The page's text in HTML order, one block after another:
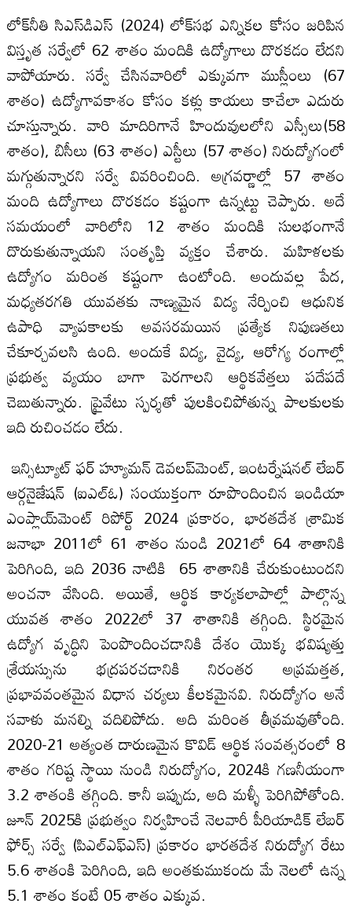
లోక్‌నీతి సిఎస్‌డిఎస్‌ (2024) లోక్‌సభ ఎన్నికల కోసం జరిపిన
విస్తృత సర్వేలో 62 శాతం మందికి ఉద్యోగాలు దొరకడం లేదని
వాపోయారు. సర్వే చేసినవారిలో ఎక్కువగా ముస్లీంలు (67
శాతం) ఉద్యోగావకాశం కోసం కళ్లు కాయలు కాచేలా ఎదురు
చూస్తున్నారు. వారి మాదిరిగానే హిందువులలోని ఎస్సీలు(58
శాతం), బిసీలు (63 శాతం) ఎస్టీలు (57 శాతం) నిరుద్యోగంలో
మగ్గుతున్నారని సర్వే వివరించింది. అగ్రవర్ణాల్లో 57 శాతం
మంది ఉద్యోగాలు దొరకడం కష్టంగా ఉన్నట్టు చెప్పారు. అదే
సమయంలో వారిలోని 12 శాతం మందికి సులభంగానే
దొరుకుతున్నాయని సంతృప్తి వ్యక్తం చేశారు. మహిళలకు
ఉద్యోగం మరింత కష్టంగా ఉంటోంది. అందువల్ల పేద,
మధ్యతరగతి యువతకు నాణ్యమైన విద్య నేర్పించి ఆధునిక
ఉపాధి వ్యాపకాలకు అవసరమయిన ప్రత్యేక నిపుణతలు
చేకూర్చవలసి ఉంది. అందుకే విద్య, వైద్య, ఆరోగ్య రంగాల్లో
ప్రభుత్వ వ్యయం బాగా పెరగాలని ఆర్థికవేత్తలు పదేపదే
చెబుతున్నారు. ప్రైవేటు స్పర్శతో పులకించిపోతున్న పాలకులకు
ఇది రుచించడం లేదు.
ఇన్సిట్యూట్‌ ఫర్‌ హ్యూమన్‌ డెవలప్‌మెంట్‌, ఇంటర్నేషనల్‌ లేబర్‌
ఆర్గనైజేషన్‌ (ఐఎల్‌ఓ) సంయుక్తంగా రూపొందించిన ఇండియా
ఎంప్లాయ్‌మెంట్‌ రిపోర్ట్‌ 2024 ప్రకారం, భారతదేశ శ్రామిక
జనాభా 2011లో 61 శాతం నుండి 2021లో 64 శాతానికి
పెరిగింది, ఇది 2036 నాటికి 65 శాతానికి చేరుకుంటుందని
అంచనా వేసింది. అయితే, ఆర్థిక కార్యకలాపాల్లో పాల్గొన్న
యువత శాతం 2022లో 37 శాతానికి తగ్గింది. స్థిరమైన
ఉద్యోగ వృద్ధిని పెంపొందించడానికి దేశం యొక్క భవిష్యత్తు
శ్రేయస్సును భద్రపరచడానికి నిరంతర అప్రమత్తత,
ప్రభావవంతమైన విధాన చర్యలు కీలకమైనవి. నిరుద్యోగం అనే
సవాళు మనల్ని వదిలిపోదు. అది మరింత తీవ్రమవుతోంది.
2020-21 అత్యంత దారుణమైన కొవిడ్‌ ఆర్థిక సంవత్సరంలో 8
శాతం గరిష్ట స్థాయి నుండి నిరుద్యోగం, 2024కి గణనీయంగా
3.2 శాతంకి తగ్గింది. కానీ ఇప్పుడు, అది మళ్ళీ పెరిగిపోతోంది.
జూన్‌ 2025కి ప్రభుత్వం నిర్వహించే నెలవారీ పీరియాడిక్‌ లేబర్‌
ఫోర్స్‌ సర్వే (పిఎల్‌ఎఫ్‌ఎస్‌) ప్రకారం భారతదేశ నిరుద్యోగ రేటు
5.6 శాతంకి పెరిగింది, ఇది అంతకుముకందు మే నెలలో ఉన్న
5.1 శాతం కంటే 05 శాతం ఎక్కువ.